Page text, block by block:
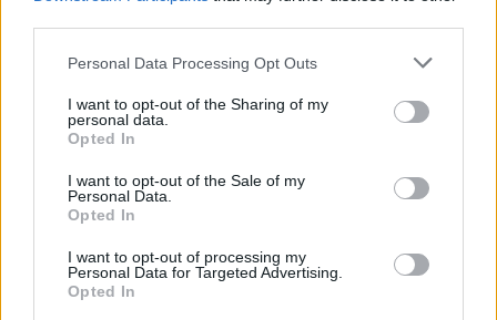
Personal Data Processing Opt Outs
I want to opt-out of the Sharing of my
personal data.
Opted In
I want to opt-out of the Sale of my
Personal Data.
Opted In
I want to opt-out of processing my
Personal Data for Targeted Advertising.
Opted In
ΟΦΗ: Αυτός πρέπει να είναι, καταρχήν, ο στόχος στο
Σούπερ Καπ
08:08
Πυρά σε λύκειο στην Ταϊλάνδη - Τουλάχιστον 2 νεκροί
08:06
«Τριλογία» επετειακών εκδηλώσεων 160 ετών από την
Αρκαδική Εθελοθυσία